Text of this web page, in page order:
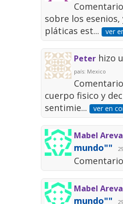
sobre los
pláticas est... ver
Peter hizo
país: Mexico
cuerpo fisico y
sentimie... ver en
Mabel
mundo""
Mabel
mundo""